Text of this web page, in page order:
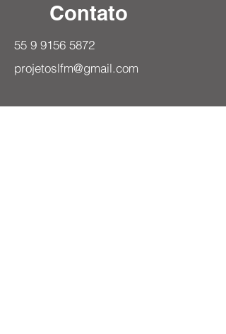
Obter Cotação
Contato
55 9 9156 5872
projetoslfm@gmail.com